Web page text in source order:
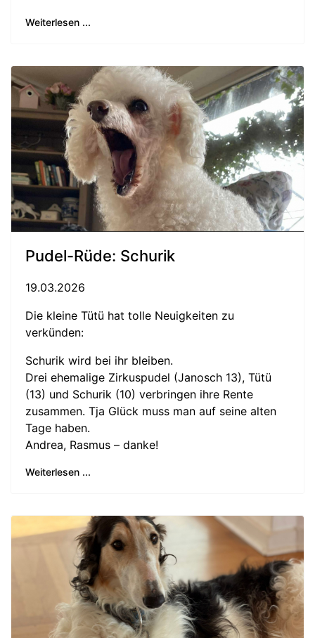
Weiterlesen ...
Pudel-Rüde: Schurik
19.03.2026
Die kleine Tütü hat tolle Neuigkeiten zu
verkünden:
Schurik wird bei ihr bleiben.
Drei ehemalige Zirkuspudel (Janosch 13), Tütü
(13) und Schurik (10) verbringen ihre Rente
zusammen. Tja Glück muss man auf seine alten
Tage haben.
Andrea, Rasmus – danke!
Weiterlesen ...